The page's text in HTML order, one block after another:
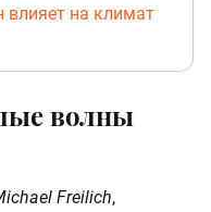
влияет на климат
волны
Freilich,